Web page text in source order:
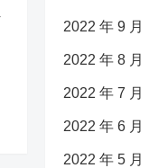
2022 年 9 月
2022 年 8 月
2022 年 7 月
2022 年 6 月
2022 年 5 月